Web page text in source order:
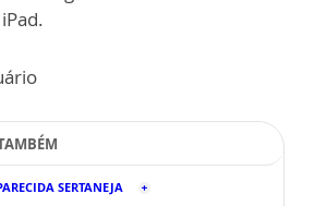
SERTANEJA